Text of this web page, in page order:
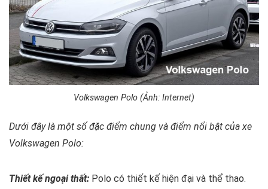
Volkswagen Polo (Ảnh: Internet)
Dưới đây là một số đặc điểm chung và điểm nổi bật của xe
Volkswagen Polo:
Thiết kế ngoại thất: Polo có thiết kế hiện đại và thể thao.